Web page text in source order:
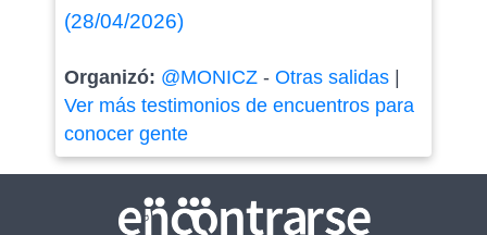
(28/04/2026)
Organizó: @MONICZ- Otras salidas|
Ver más testimonios de encuentros para
conocer gente